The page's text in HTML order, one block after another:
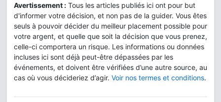
Avertissement : Tous les articles publiés ici ont pour but
d'informer votre décision, et non pas de la guider. Vous êtes
seuls à pouvoir décider du meilleur placement possible pour
votre argent, et quelle que soit la décision que vous prenez,
celle-ci comportera un risque. Les informations ou données
incluses ici sont déjà peut-être dépassées par les
événements, et doivent être vérifiées d’une autre source, au
cas où vous décideriez d’agir. Voir nos termes et conditions.